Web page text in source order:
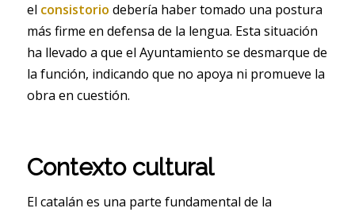
el consistorio debería haber tomado una postura
más firme en defensa de la lengua. Esta situación
ha llevado a que el Ayuntamiento se desmarque de
la función, indicando que no apoya ni promueve la
obra en cuestión.
Contexto cultural
El catalán es una parte fundamental de la